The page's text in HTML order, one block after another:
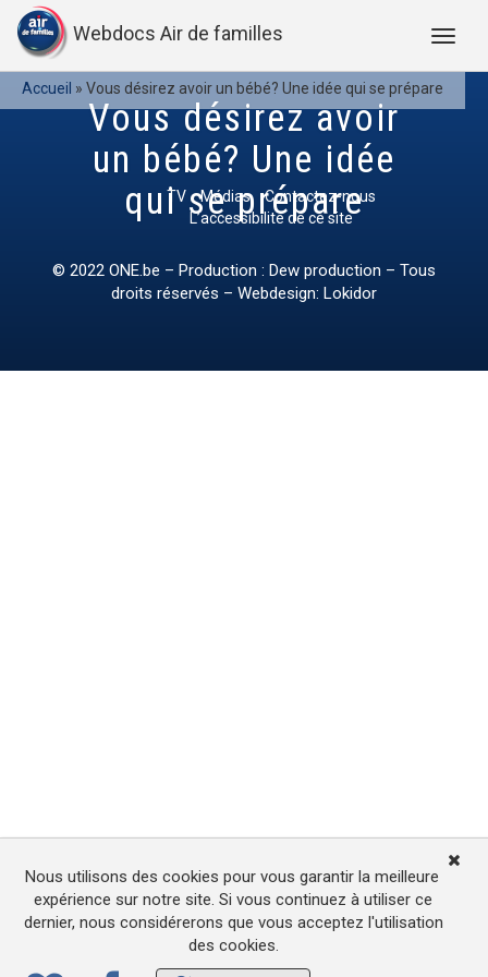
Webdocs Air de familles
Accueil » Vous désirez avoir un bébé? Une idée qui se prépare
Vous désirez avoir
un bébé? Une idée
qui se prépare
TV Médias
Contactez-nous
L’accessibilité de ce site
© 2022 ONE.be – Production : Dew production – Tous
droits réservés – Webdesign: Lokidor
Nous utilisons des cookies pour vous garantir la meilleure
expérience sur notre site. Si vous continuez à utiliser ce
dernier, nous considérerons que vous acceptez l'utilisation
des cookies.